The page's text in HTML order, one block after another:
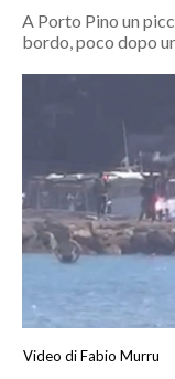
CRONACA
ECONOMIA
SERVIZI ALLE
BANDI
A Porto Pino un
bordo, poco dopo
Video di Fabio Murru